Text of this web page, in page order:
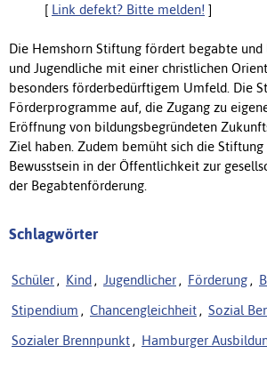
[ Link defekt? Bitte melden! ]
Die Hemshorn Stiftung fördert begabte
und Jugendliche mit einer christlichen
besonders förderbedürftigem Umfeld. Die
Förderprogramme auf, die Zugang zu
Eröffnung von bildungsbegründeten
Ziel haben. Zudem bemüht sich die
Bewusstsein in der Öffentlichkeit zur
der Begabtenförderung.
Schlagwörter
Schüler , Kind , Jugendlicher , Förderung ,
Stipendium , Chancengleichheit , Sozial
Sozialer Brennpunkt , Hamburger